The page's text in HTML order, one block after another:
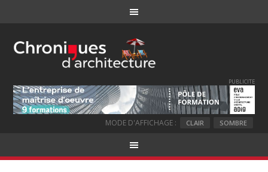
PUBLICITE
MODE D'AFFICHAGE : CLAIR SOMBRE